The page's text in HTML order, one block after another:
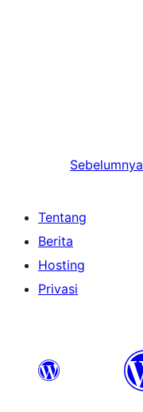
Sebelumnya
Tentang
Berita
Hosting
Privasi